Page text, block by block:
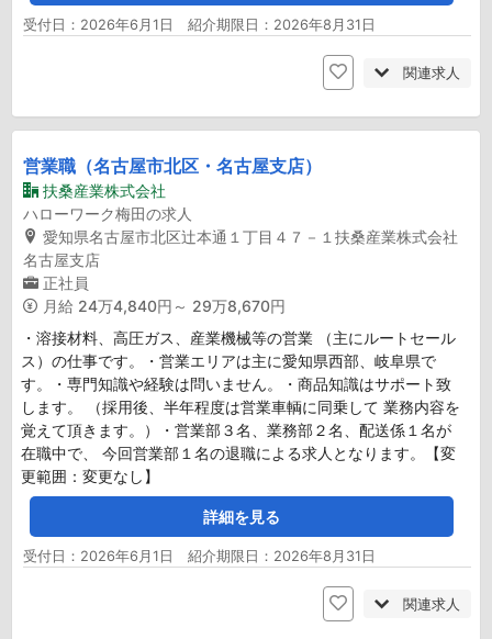
受付日：2026年6月1日 紹介期限日：2026年8月31日
関連求人
営業職（名古屋市北区・名古屋支店）
扶桑産業株式会社
ハローワーク梅田の求人
愛知県名古屋市北区辻本通１丁目４７－１扶桑産業株式会社
名古屋支店
正社員
月給 24万4,840円～ 29万8,670円
・溶接材料、高圧ガス、産業機械等の営業 （主にルートセール
ス）の仕事です。・営業エリアは主に愛知県西部、岐阜県で
す。・専門知識や経験は問いません。・商品知識はサポート致
します。 （採用後、半年程度は営業車輌に同乗して 業務内容を
覚えて頂きます。）・営業部３名、業務部２名、配送係１名が
在職中で、 今回営業部１名の退職による求人となります。【変
更範囲：変更なし】
詳細を見る
受付日：2026年6月1日 紹介期限日：2026年8月31日
関連求人